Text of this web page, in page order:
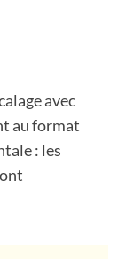
avec
au format
: les